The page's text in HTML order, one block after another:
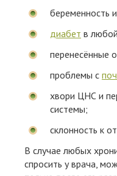
беременность
диабет в
перенесённые
проблемы с
хвори ЦНС и
системы;
склонность к
В случае любых
спросить у врача,